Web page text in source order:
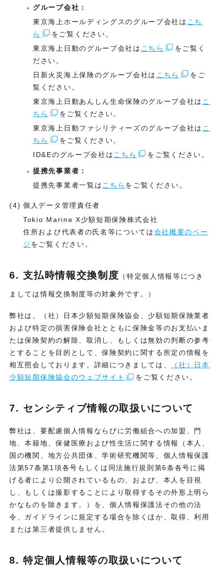
グループ会社：
東京海上ホールディングスのグループ会社は こち
ら
をご覧ください。
東京海上日動のグループ会社は こちら
をご覧く
ださい。
日新火災海上保険のグループ会社は こちら
をご
覧ください。
東京海上日動あんしん生命保険のグループ会社は こ
ちら
をご覧ください。
東京海上日動ファシリティーズのグループ会社は こ
ちら
をご覧ください。
ID&Eのグループ会社は こちら をご覧ください。
提携先事業者：
提携先事業者一覧は こちら をご覧ください。
個人データ管理責任者
Tokio Marine X少額短期保険株式会社
住所および代表者の氏名等については会社概要のペー
ジ をご覧ください。
6. 支払時情報交換制度 （特定個人情報等につき
ましては情報交換制度等の対象外です。）
弊社は、（社）日本少額短期保険協会、少額短期保険業者
および特定の損害保険会社とともに保険金等のお支払いま
たは保険契約の解除、取消し、もしくは無効の判断の参考
とすることを目的として、保険契約に関する所定の情報を
相互照会しております。詳細につきましては、
（社）日本
少額短期保険協会のウェブサイト
をご覧ください。
7. センシティブ情報の取扱いについて
弊社は、要配慮個人情報ならびに労働組合への加盟、門
地、本籍地、保健医療および性生活に関する情報（本人、
国の機関、地方公共団体、学術研究機関等、個人情報保護
法第57条第1項各号もしくは同法施行規則第6条各号に掲
げる者により公開されているもの、および、本人を目視
し、もしくは撮影することにより取得するその外形上明ら
かなものを除きます。）を、個人情報保護法その他の法
令、ガイドラインに規定する場合を除くほか、取得、利用
または第三者提供しません。
8. 特定個人情報等の取扱いについて